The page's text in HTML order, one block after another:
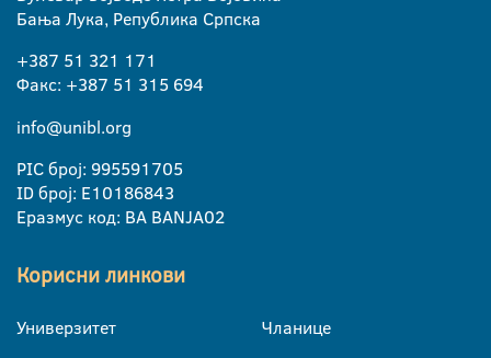
Бања Лука, Република Српска
+387 51 321 171
Факс: +387 51 315 694
info@unibl.org
PIC број: 995591705
ID број: E10186843
Еразмус код: BA BANJA02
Корисни линкови
Универзитет
Чланице